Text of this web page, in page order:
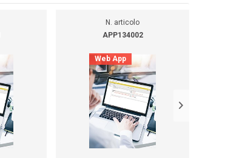
N. articolo
APP134002
Web App